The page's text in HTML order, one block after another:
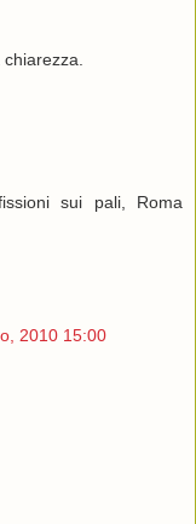
sui pali, Roma
2010 15:00